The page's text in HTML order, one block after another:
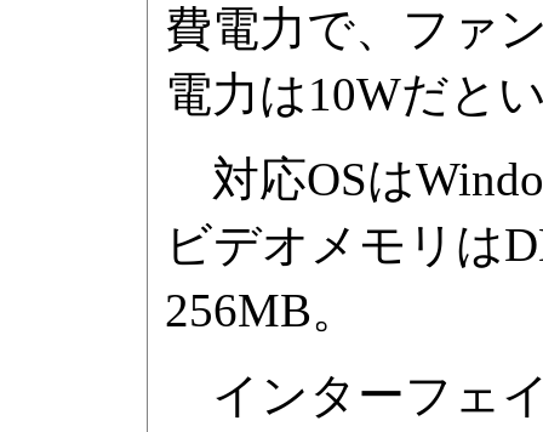
費電力で、ファ
電力は10Wだと
対応OSは
ビデオメモリは
256MB。
インターフェ